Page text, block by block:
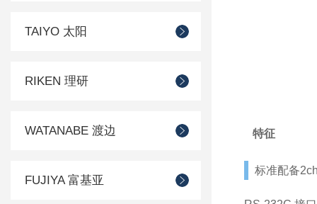
TAIYO 太阳
RIKEN 理研
WATANABE 渡边
FUJIYA 富基亚
特征
标准配备